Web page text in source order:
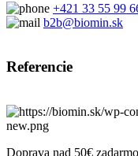
+421 33 55 99
b2b@biomin.sk
Referencie
Doprava nad 50€ zadarmo